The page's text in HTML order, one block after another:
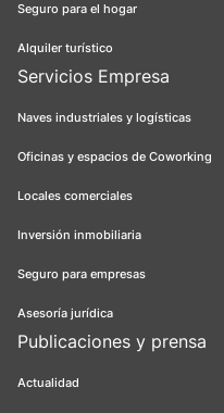
Seguro para el hogar
Alquiler turístico
Servicios Empresa
Naves industriales y logísticas
Oficinas y espacios de Coworking
Locales comerciales
Inversión inmobiliaria
Seguro para empresas
Asesoría jurídica
Publicaciones y prensa
Actualidad